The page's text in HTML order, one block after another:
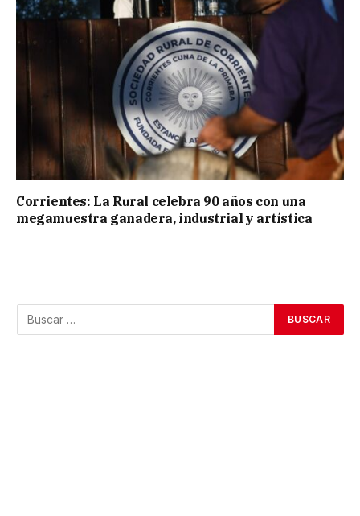
Corrientes: La Rural celebra 90 años con una
megamuestra ganadera, industrial y artística